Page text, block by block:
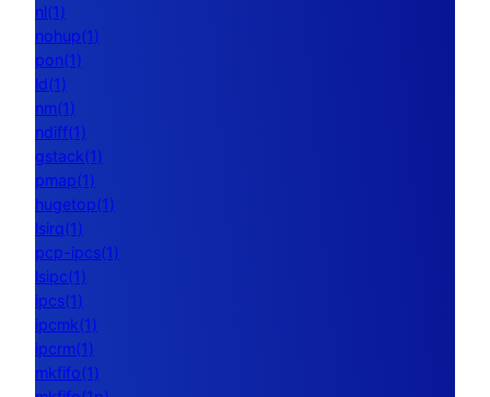
nl(1)
nohup(1)
pon(1)
ld(1)
nm(1)
ndiff(1)
gstack(1)
pmap(1)
hugetop(1)
lsirq(1)
pcp-ipcs(1)
lsipc(1)
ipcs(1)
ipcmk(1)
ipcrm(1)
mkfifo(1)